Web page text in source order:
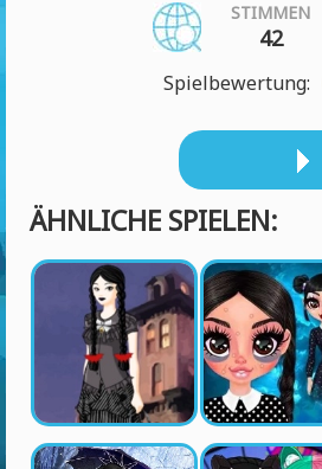
STIMMEN
42
Spielbewertung:
ÄHNLICHE SPIELEN: